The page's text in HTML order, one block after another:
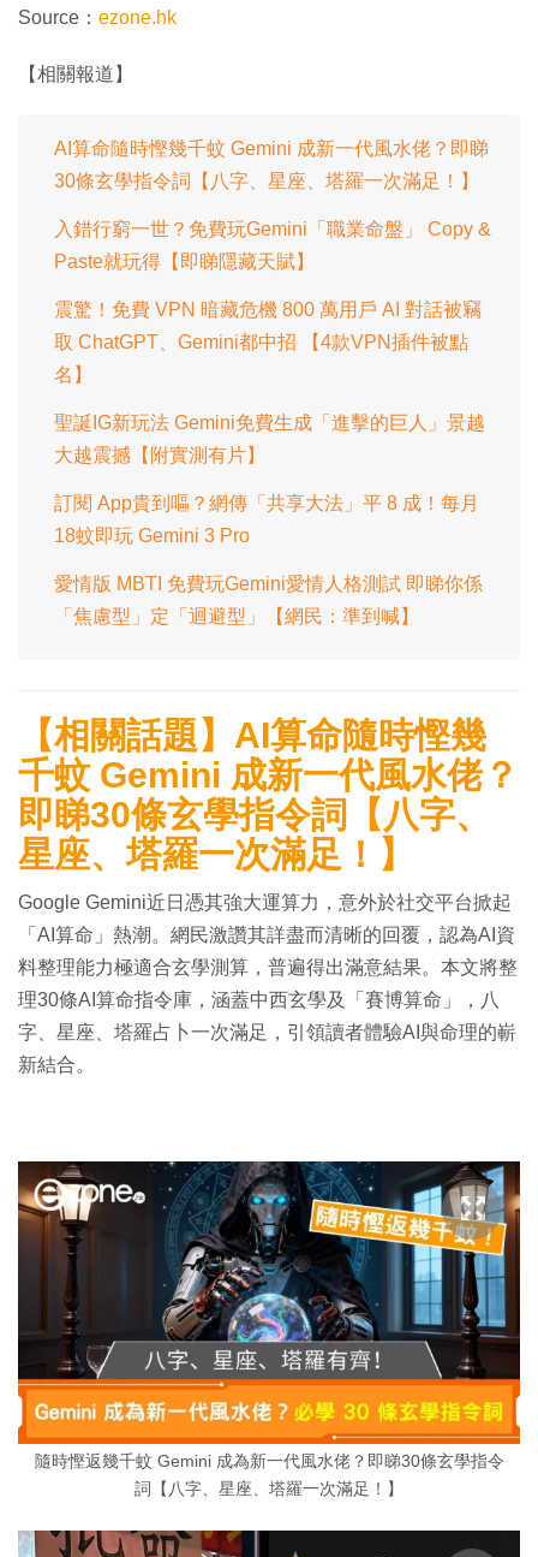
Source： ezone.hk
【相關報道】
AI算命隨時慳幾千蚊 Gemini 成新一代風水佬？即睇
30條玄學指令詞【八字、星座、塔羅一次滿足！】
入錯行窮一世？免費玩Gemini「職業命盤」 Copy &
Paste就玩得【即睇隱藏天賦】
震驚！免費 VPN 暗藏危機 800 萬用戶 AI 對話被竊
取 ChatGPT、Gemini都中招 【4款VPN插件被點
名】
聖誕IG新玩法 Gemini免費生成「進擊的巨人」景越
大越震撼【附實測有片】
訂閱 App貴到嘔？網傳「共享大法」平 8 成！每月
18蚊即玩 Gemini 3 Pro
愛情版 MBTI 免費玩Gemini愛情人格測試 即睇你係
「焦慮型」定「迴避型」【網民：準到喊】
【相關話題】AI算命隨時慳幾
千蚊 Gemini 成新一代風水佬？
即睇30條玄學指令詞【八字、
星座、塔羅一次滿足！】
Google Gemini近日憑其強大運算力，意外於社交平台掀起
「AI算命」熱潮。網民激讚其詳盡而清晰的回覆，認為AI資
料整理能力極適合玄學測算，普遍得出滿意結果。本文將整
理30條AI算命指令庫，涵蓋中西玄學及「賽博算命」，八
字、星座、塔羅占卜一次滿足，引領讀者體驗AI與命理的嶄
新結合。
隨時慳返幾千蚊 Gemini 成為新一代風水佬？即睇30條玄學指令
詞【八字、星座、塔羅一次滿足！】